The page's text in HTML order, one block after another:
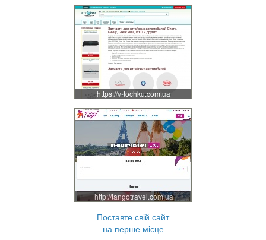
https://v-tochku.com.ua
http://tangotravel.com.ua
Поставте свій сайт
на перше місце